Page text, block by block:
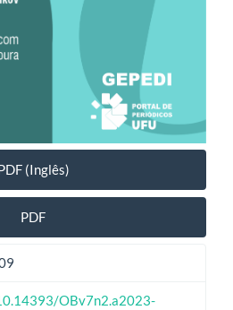
(Inglês)
PDF
OBv7n2.a2023-